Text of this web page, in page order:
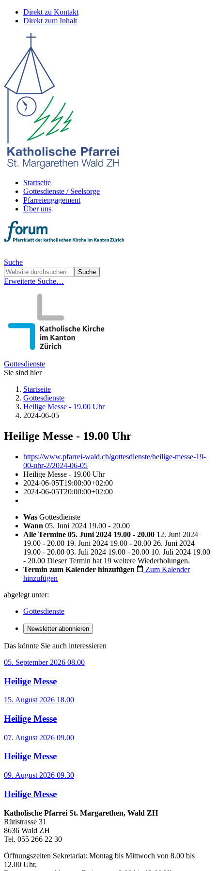
Direkt zu Kontakt
Direkt zum Inhalt
Startseite
Gottesdienste / Seelsorge
Pfarreiengagement
Über uns
Suche
Erweiterte Suche…
Gottesdienste
Sie sind hier
Startseite
Gottesdienste
Heilige Messe - 19.00 Uhr
2024-06-05
Heilige Messe - 19.00 Uhr
https://www.pfarrei-wald.ch/gottesdienste/heilige-messe-19-
00-uhr-2/2024-06-05
Heilige Messe - 19.00 Uhr
2024-06-05T19:00:00+02:00
2024-06-05T20:00:00+02:00
Was Gottesdienste
Wann 05. Juni 2024 19.00 - 20.00
Alle Termine 05. Juni 2024 19.00 - 20.00 12. Juni 2024
19.00 - 20.00 19. Juni 2024 19.00 - 20.00 26. Juni 2024
19.00 - 20.00 03. Juli 2024 19.00 - 20.00 10. Juli 2024 19.00
- 20.00 Dieser Termin hat 19 weitere Wiederholungen.
Termin zum Kalender hinzufügen
Zum Kalender
hinzufügen
abgelegt unter:
Gottesdienste
Newsletter abonnieren
Das könnte Sie auch interessieren
05. September 2026 08.00
Heilige Messe
15. August 2026 18.00
Heilige Messe
07. August 2026 09.00
Heilige Messe
09. August 2026 09.30
Heilige Messe
Katholische Pfarrei St. Margarethen, Wald ZH
Rütistrasse 31
8636 Wald ZH
Tel. 055 266 22 30
Öffnungszeiten Sekretariat: Montag bis Mittwoch von 8.00 bis
12.00 Uhr,